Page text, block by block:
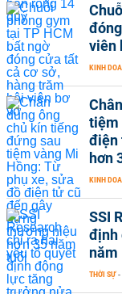
viên
KINH
tiệm
điện
hơn
KINH
SSI
định
năm
THỜI SỰ -